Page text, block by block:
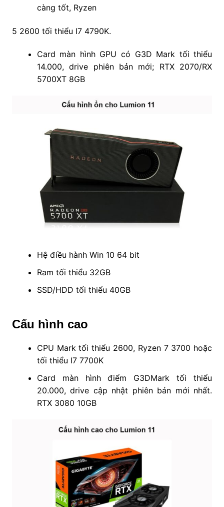
càng tốt, Ryzen
5 2600 tối thiểu I7 4790K.
Card màn hình GPU có G3D Mark tối thiểu
14.000, drive phiên bản mới; RTX 2070/RX
5700XT 8GB
Hệ điều hành Win 10 64 bit
Ram tối thiểu 32GB
SSD/HDD tối thiểu 40GB
Cấu hình cao
CPU Mark tối thiểu 2600, Ryzen 7 3700 hoặc
tối thiểu I7 7700K
Card màn hình điểm G3DMark tối thiểu
20.000, drive cập nhật phiên bản mới nhất.
RTX 3080 10GB